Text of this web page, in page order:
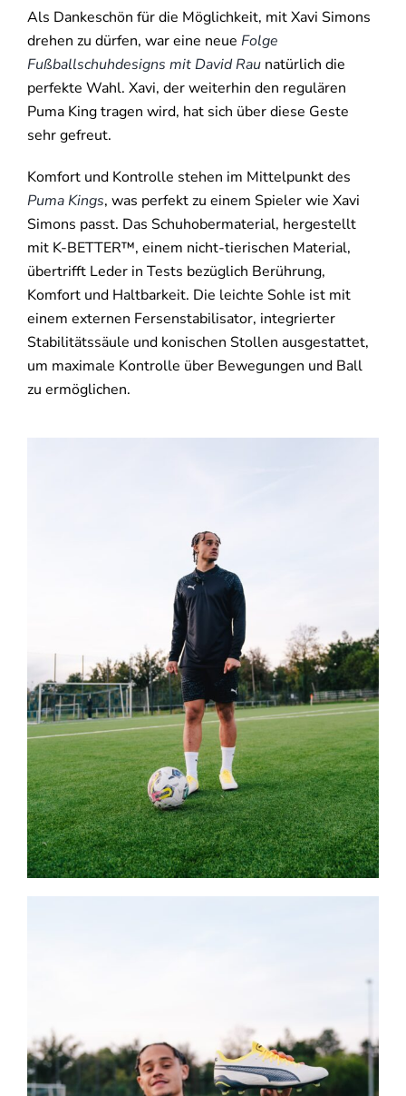
Als Dankeschön für die Möglichkeit, mit Xavi Simons
drehen zu dürfen, war eine neue Folge
Fußballschuhdesigns mit David Raunatürlich die
perfekte Wahl. Xavi, der weiterhin den regulären
Puma King tragen wird, hat sich über diese Geste
sehr gefreut.
Komfort und Kontrolle stehen im Mittelpunkt des
Puma Kings, was perfekt zu einem Spieler wie Xavi
Simons passt. Das Schuhobermaterial, hergestellt
mit K-BETTER™, einem nicht-tierischen Material,
übertrifft Leder in Tests bezüglich Berührung,
Komfort und Haltbarkeit. Die leichte Sohle ist mit
einem externen Fersenstabilisator, integrierter
Stabilitätssäule und konischen Stollen ausgestattet,
um maximale Kontrolle über Bewegungen und Ball
zu ermöglichen.